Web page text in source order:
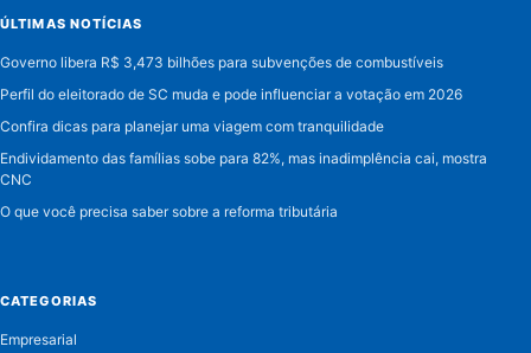
ÚLTIMAS NOTÍCIAS
Governo libera R$ 3,473 bilhões para subvenções de combustíveis
Perfil do eleitorado de SC muda e pode influenciar a votação em 2026
Confira dicas para planejar uma viagem com tranquilidade
Endividamento das famílias sobe para 82%, mas inadimplência cai, mostra
CNC
O que você precisa saber sobre a reforma tributária
CATEGORIAS
Empresarial